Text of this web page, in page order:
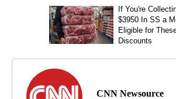
CNN Newsource